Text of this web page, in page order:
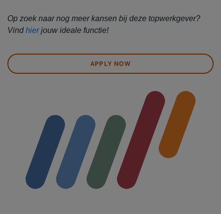
Op zoek naar nog meer kansen bij deze topwerkgever?
Vind hierjouw ideale functie!
APPLY NOW